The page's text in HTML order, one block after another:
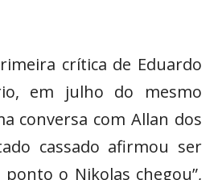
crítica de Eduardo
em julho do mesmo
conversa com Allan dos
cassado afirmou ser
o Nikolas chegou”,